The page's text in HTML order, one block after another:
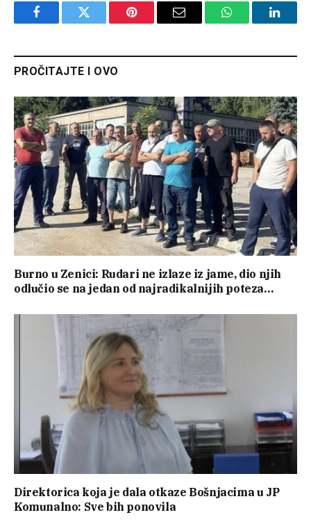
FacebookTwitter Pinterest Email WhatsApp
PROČITAJTE I OVO
Burno u Zenici: Rudari ne izlaze iz jame, dio njih
odlučio se na jedan od najradikalnijih poteza…
Direktorica koja je dala otkaze Bošnjacima u JP
Komunalno: Sve bih ponovila